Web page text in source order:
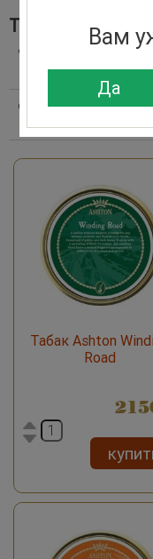
ТАБАК
Фильтры сбросить
Сортировать по:
Табак Ashton
Road
Вам
Да